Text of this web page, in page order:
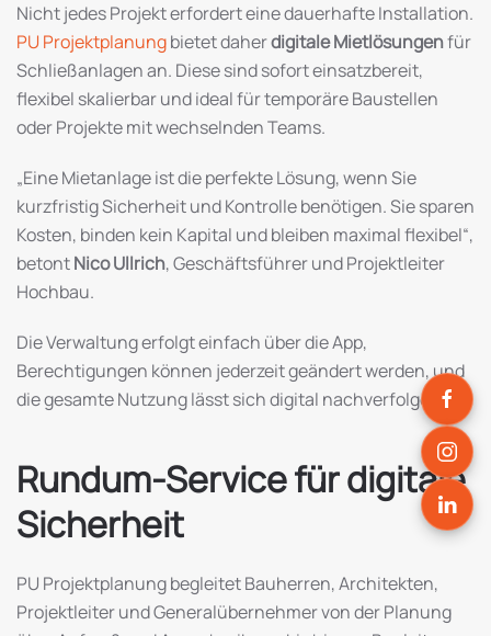
Nicht jedes Projekt erfordert eine dauerhafte Installation.
PU Projektplanungbietet daherdigitale Mietlösungenfür
Schließanlagen an. Diese sind sofort einsatzbereit,
flexibel skalierbar und ideal für temporäre Baustellen
oder Projekte mit wechselnden Teams.
„Eine Mietanlage ist die perfekte Lösung, wenn Sie
kurzfristig Sicherheit und Kontrolle benötigen. Sie sparen
Kosten, binden kein Kapital und bleiben maximal flexibel“,
betontNico Ullrich, Geschäftsführer und Projektleiter
Hochbau.
Die Verwaltung erfolgt einfach über die App,
Berechtigungen können jederzeit geändert werden, und
die gesamte Nutzung lässt sich digital nachverfolgen.
Rundum-Service für digitale
Sicherheit
PU Projektplanung begleitet Bauherren, Architekten,
Projektleiter und Generalübernehmer von der Planung